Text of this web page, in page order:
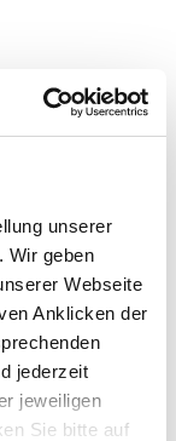
unserer
Wir geben
Webseite
Anklicken der
jederzeit
jeweiligen
Sie bitte auf